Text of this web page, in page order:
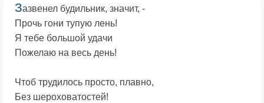
Зазвенел будильник, значит, -
Прочь гони тупую лень!
Я тебе большой удачи
Пожелаю на весь день!
Чтоб трудилось просто, плавно,
Без шероховатостей!